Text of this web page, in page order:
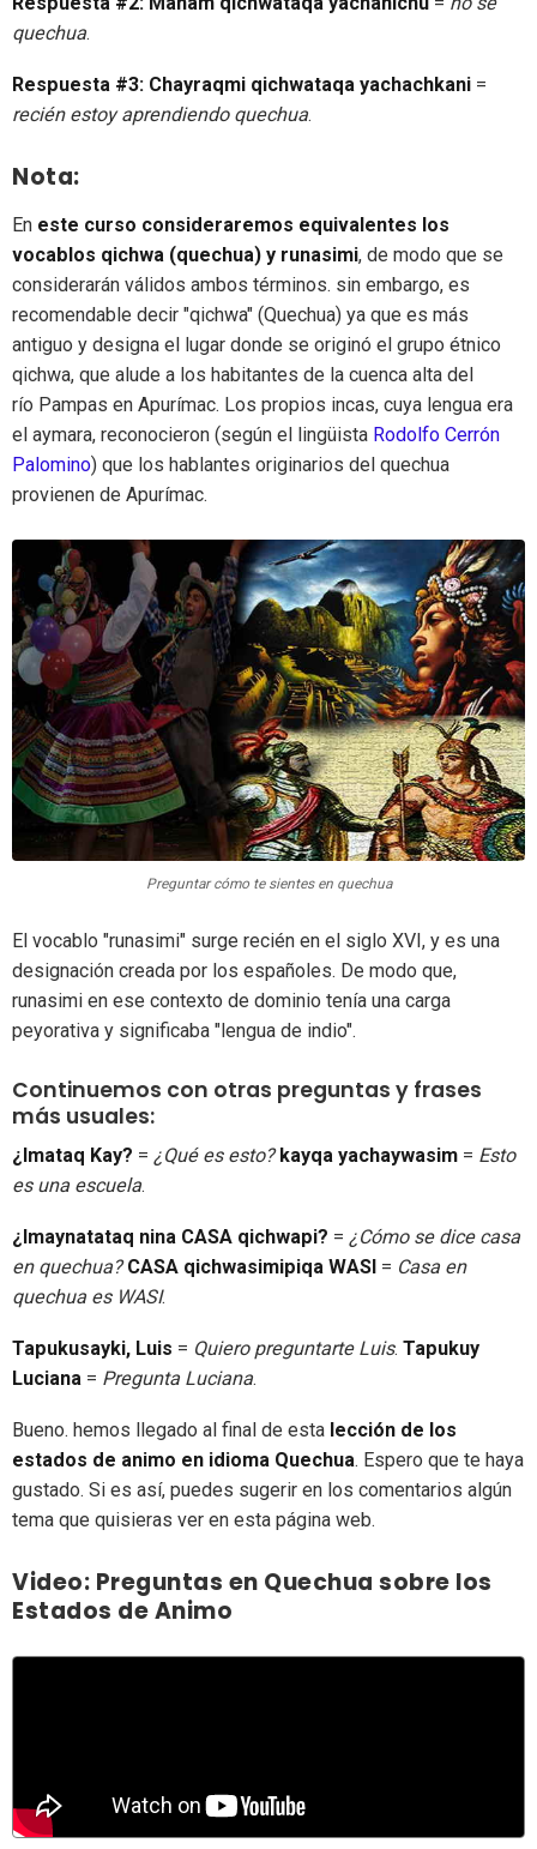
quechua.
Respuesta #3: Chayraqmi qichwataqa yachachkani =
recién estoy aprendiendo quechua.
Nota:
En este curso consideraremos equivalentes los
vocablos qichwa (quechua) y runasimi, de modo que se
considerarán válidos ambos términos. sin embargo, es
recomendable decir "qichwa" (Quechua) ya que es más
antiguo y designa el lugar donde se originó el grupo étnico
qichwa, que alude a los habitantes de la cuenca alta del
río Pampas en Apurímac. Los propios incas, cuya lengua era
el aymara, reconocieron (según el lingüista Rodolfo Cerrón
Palomino) que los hablantes originarios del quechua
provienen de Apurímac.
Preguntar cómo te sientes en quechua
El vocablo "runasimi" surge recién en el siglo XVI, y es una
designación creada por los españoles. De modo que,
runasimi en ese contexto de dominio tenía una carga
peyorativa y significaba "lengua de indio".
Continuemos con otras preguntas y frases
más usuales:
¿Imataq Kay? = ¿Qué es esto? kayqa yachaywasim = Esto
es una escuela.
¿Imaynatataq nina CASA qichwapi? = ¿Cómo se dice casa
en quechua? CASA qichwasimipiqa WASI = Casa en
quechua es WASI.
Tapukusayki, Luis = Quiero preguntarte Luis. Tapukuy
Luciana = Pregunta Luciana.
Bueno. hemos llegado al final de esta lección de los
estados de animo en idioma Quechua. Espero que te haya
gustado. Si es así, puedes sugerir en los comentarios algún
tema que quisieras ver en esta página web.
Video: Preguntas en Quechua sobre los
Estados de Animo